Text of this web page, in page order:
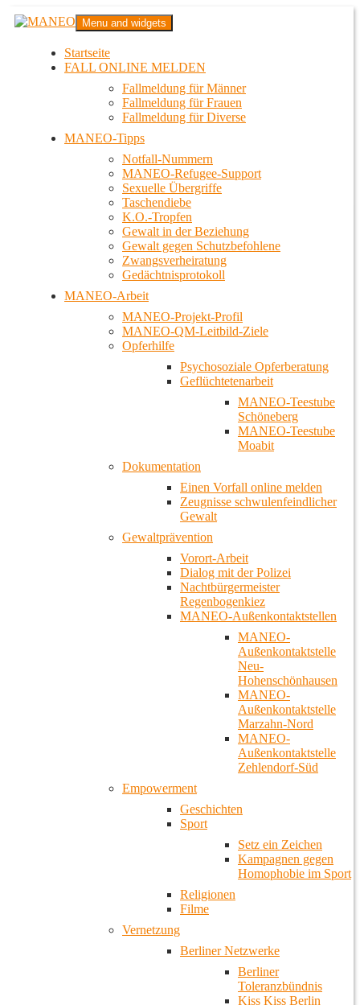
Zum
InhaltMANEO
Das schwule Anti-Gewalt-Projekt in Berlin
Menu and widgets
Startseite
FALL ONLINE MELDEN
Fallmeldung für Männer
Fallmeldung für Frauen
Fallmeldung für Diverse
MANEO-Tipps
Notfall-Nummern
MANEO-Refugee-Support
Sexuelle Übergriffe
Taschendiebe
K.O.-Tropfen
Gewalt in der Beziehung
Gewalt gegen Schutzbefohlene
Zwangsverheiratung
Gedächtnisprotokoll
MANEO-Arbeit
MANEO-Projekt-Profil
MANEO-QM-Leitbild-Ziele
Opferhilfe
Psychosoziale Opferberatung
Geflüchtetenarbeit
MANEO-Teestube
Schöneberg
MANEO-Teestube
Moabit
Dokumentation
Einen Vorfall online melden
Zeugnisse schwulenfeindlicher
Gewalt
Gewaltprävention
Vorort-Arbeit
Dialog mit der Polizei
Nachtbürgermeister
Regenbogenkiez
MANEO-Außenkontaktstellen
MANEO-
Außenkontaktstelle
Neu-
Hohenschönhausen
MANEO-
Außenkontaktstelle
Marzahn-Nord
MANEO-
Außenkontaktstelle
Zehlendorf-Süd
Empowerment
Geschichten
Sport
Setz ein Zeichen
Kampagnen gegen
Homophobie im Sport
Religionen
Filme
Vernetzung
Berliner Netzwerke
Berliner
Toleranzbündnis
Kiss Kiss Berlin